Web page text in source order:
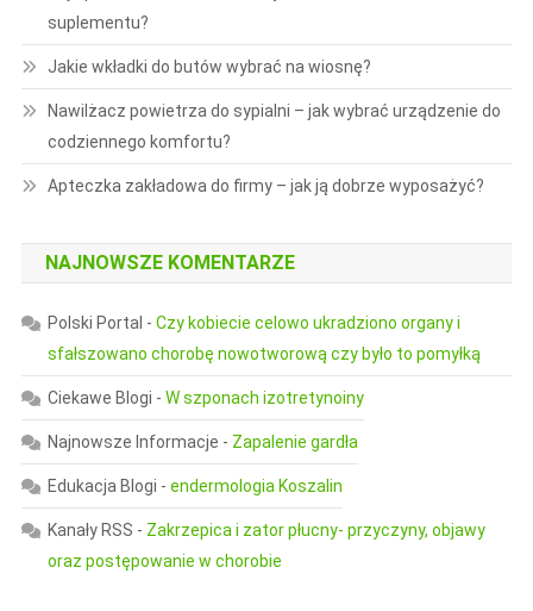
suplementu?
Jakie wkładki do butów wybrać na wiosnę?
Nawilżacz powietrza do sypialni – jak wybrać urządzenie do
codziennego komfortu?
Apteczka zakładowa do firmy – jak ją dobrze wyposażyć?
NAJNOWSZE KOMENTARZE
Polski Portal - Czy kobiecie celowo ukradziono organy i
sfałszowano chorobę nowotworową czy było to pomyłką
Ciekawe Blogi - W szponach izotretynoiny
Najnowsze Informacje - Zapalenie gardła
Edukacja Blogi - endermologia Koszalin
Kanały RSS - Zakrzepica i zator płucny- przyczyny, objawy
oraz postępowanie w chorobie